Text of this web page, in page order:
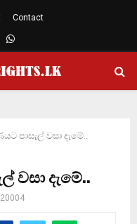
Contact
Whatsapp
පාසැල් වසා දැමේ..
වසා දැමේ..
20004